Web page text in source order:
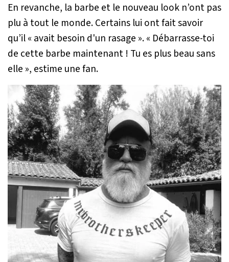
En revanche, la barbe et le nouveau look n’ont pas
plu à tout le monde. Certains lui ont fait savoir
qu’il « avait besoin d'un rasage ». « Débarrasse-toi
de cette barbe maintenant ! Tu es plus beau sans
elle », estime une fan.